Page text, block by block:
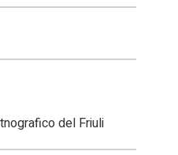
del Friuli